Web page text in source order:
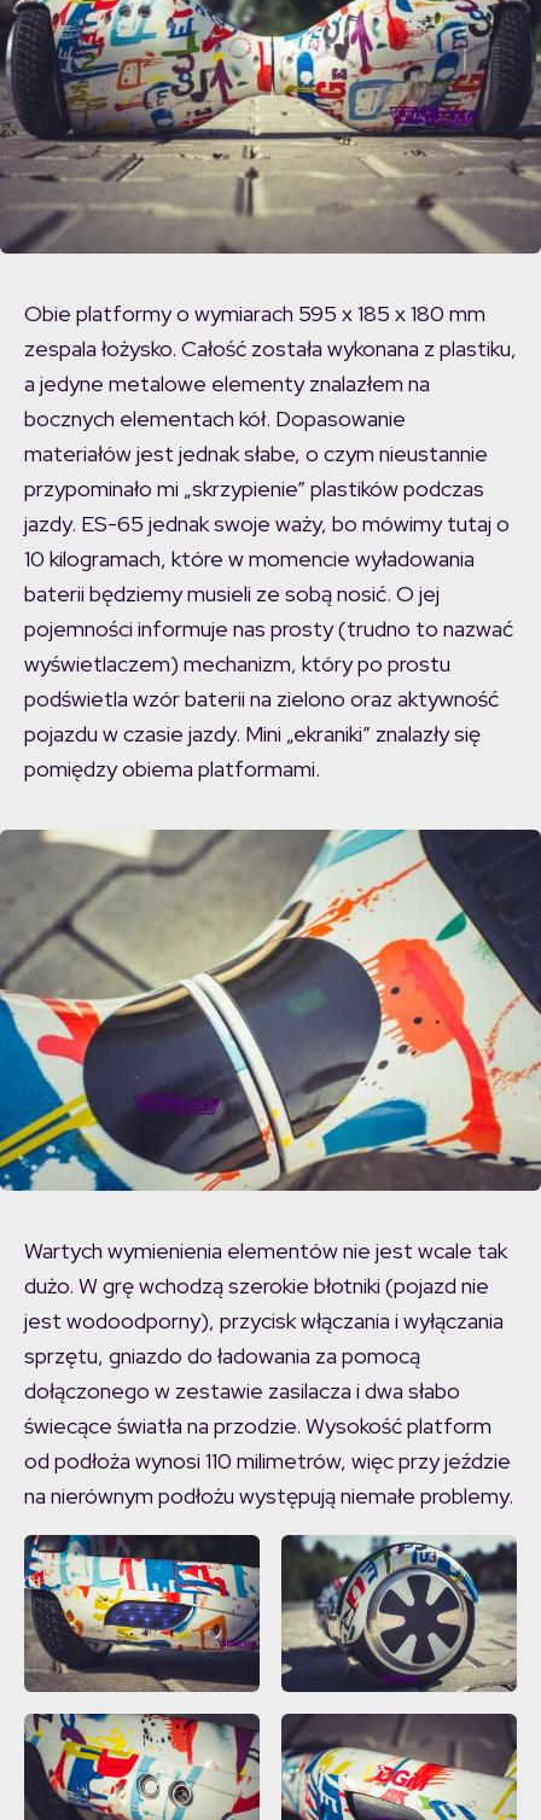
Obie platformy o wymiarach 595 x 185 x 180 mm
zespala łożysko. Całość została wykonana z plastiku,
a jedyne metalowe elementy znalazłem na
bocznych elementach kół. Dopasowanie
materiałów jest jednak słabe, o czym nieustannie
przypominało mi „skrzypienie” plastików podczas
jazdy. ES-65 jednak swoje waży, bo mówimy tutaj o
10 kilogramach, które w momencie wyładowania
baterii będziemy musieli ze sobą nosić. O jej
pojemności informuje nas prosty (trudno to nazwać
wyświetlaczem) mechanizm, który po prostu
podświetla wzór baterii na zielono oraz aktywność
pojazdu w czasie jazdy. Mini „ekraniki” znalazły się
pomiędzy obiema platformami.
Wartych wymienienia elementów nie jest wcale tak
dużo. W grę wchodzą szerokie błotniki (pojazd nie
jest wodoodporny), przycisk włączania i wyłączania
sprzętu, gniazdo do ładowania za pomocą
dołączonego w zestawie zasilacza i dwa słabo
świecące światła na przodzie. Wysokość platform
od podłoża wynosi 110 milimetrów, więc przy jeździe
na nierównym podłożu występują niemałe problemy.